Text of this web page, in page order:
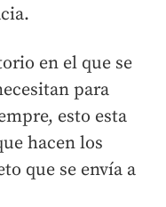
en el que se
para
esto esta
hacen los
que se envía a